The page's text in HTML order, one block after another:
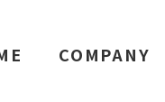
COMPANY